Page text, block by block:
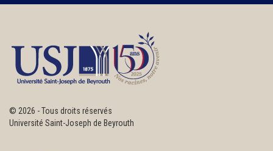
© 2026 - Tous droits réservés
Université Saint-Joseph de Beyrouth